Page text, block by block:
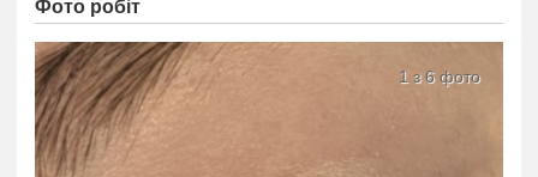
Фото робіт
1 з 6 фото